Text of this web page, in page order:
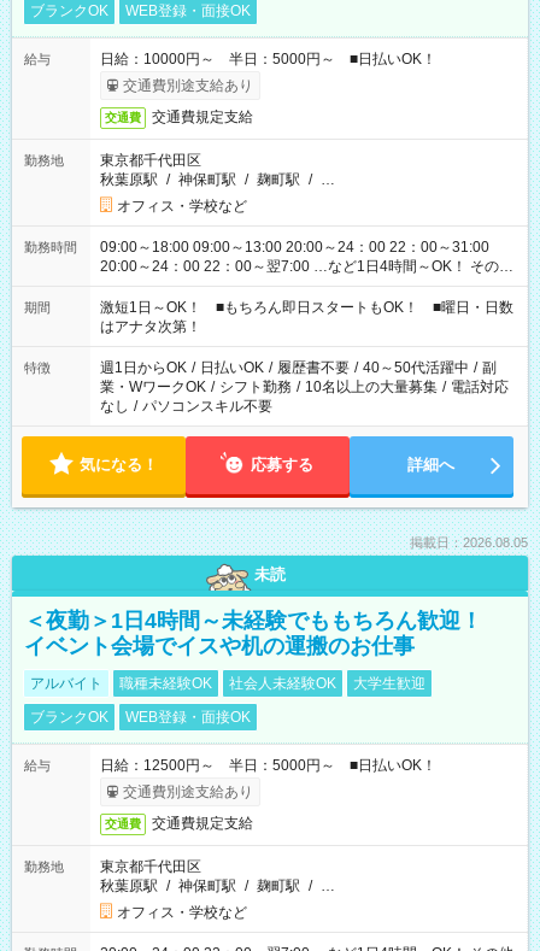
ブランクOK
WEB登録・面接OK
給与
日給：10000円～ 半日：5000円～ ■日払いOK！
交通費別途支給あり
交通費 交通費規定支給
勤務地
東京都千代田区
秋葉原駅 / 神保町駅 / 麹町駅 / …
オフィス・学校など
勤務時間
09:00～18:00 09:00～13:00 20:00～24：00 22：00～31:00
20:00～24：00 22：00～翌7:00 …など1日4時間～OK！ その他
シフトもございます！ お気軽にご相談ください！
期間
激短1日～OK！ ■もちろん即日スタートもOK！ ■曜日・日数
はアナタ次第！
特徴 週1日からOK / 日払いOK / 履歴書不要 / 40～50代活躍中 / 副
業・WワークOK / シフト勤務 / 10名以上の大量募集 / 電話対応
なし / パソコンスキル不要
気になる！ 応募する 詳細へ
掲載日：2026.08.05
未読
＜夜勤＞1日4時間～未経験でももちろん歓迎！
イベント会場でイスや机の運搬のお仕事
アルバイト 職種未経験OK 社会人未経験OK
大学生歓迎
ブランクOK
WEB登録・面接OK
給与
日給：12500円～ 半日：5000円～ ■日払いOK！
交通費別途支給あり
交通費 交通費規定支給
勤務地
東京都千代田区
秋葉原駅 / 神保町駅 / 麹町駅 / …
オフィス・学校など